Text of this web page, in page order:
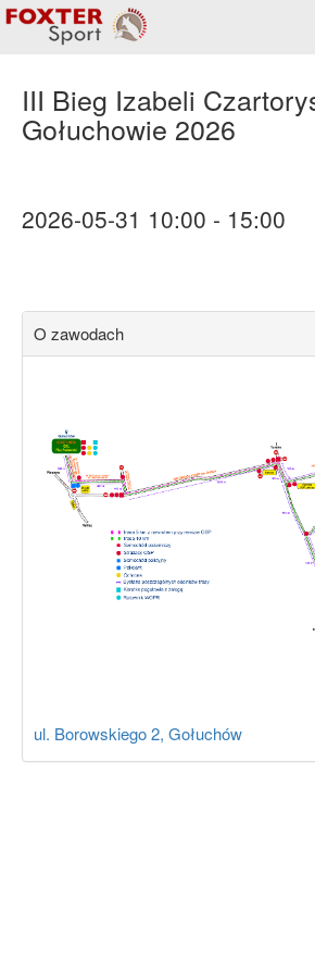
III Bieg Izabeli
Gołuchowie 2026
2026-05-31 10:00 - 15:00
O zawodach
ul. Borowskiego 2, Gołuchów